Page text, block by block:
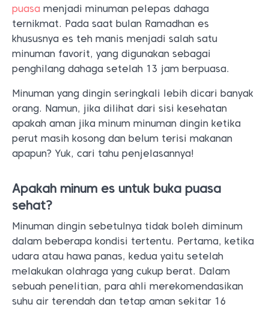
puasa menjadi minuman pelepas dahaga
ternikmat. Pada saat bulan Ramadhan es
khususnya es teh manis menjadi salah satu
minuman favorit, yang digunakan sebagai
penghilang dahaga setelah 13 jam berpuasa.
Minuman yang dingin seringkali lebih dicari banyak
orang. Namun, jika dilihat dari sisi kesehatan
apakah aman jika minum minuman dingin ketika
perut masih kosong dan belum terisi makanan
apapun? Yuk, cari tahu penjelasannya!
Apakah minum es untuk buka puasa
sehat?
Minuman dingin sebetulnya tidak boleh diminum
dalam beberapa kondisi tertentu. Pertama, ketika
udara atau hawa panas, kedua yaitu setelah
melakukan olahraga yang cukup berat. Dalam
sebuah penelitian, para ahli merekomendasikan
suhu air terendah dan tetap aman sekitar 16